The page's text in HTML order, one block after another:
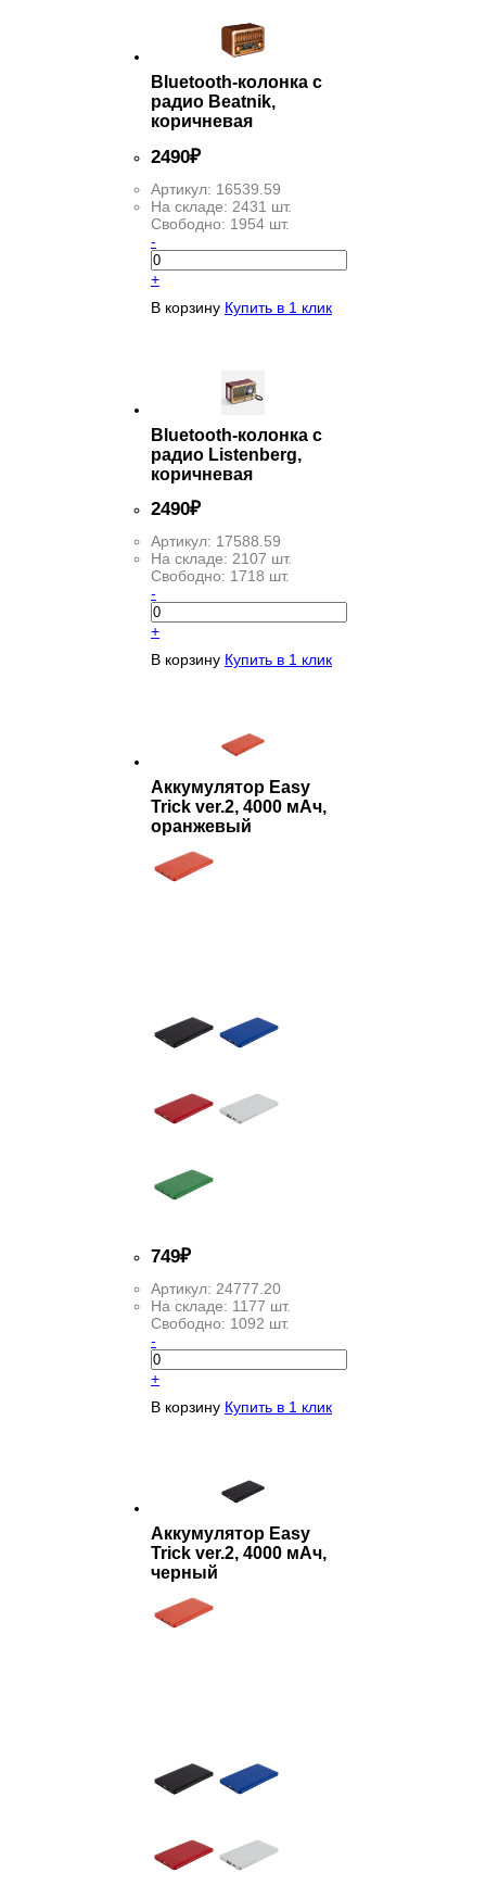
Bluetooth-колонка с
радио Beatnik,
коричневая
2490₽
Артикул: 16539.59
На складе: 2431 шт.
Свободно: 1954 шт.
-
+
В корзину Купить в 1 клик
Bluetooth-колонка с
радио Listenberg,
коричневая
2490₽
Артикул: 17588.59
На складе: 2107 шт.
Свободно: 1718 шт.
-
+
В корзину Купить в 1 клик
Аккумулятор Easy
Trick ver.2, 4000 мАч,
оранжевый
749₽
Артикул: 24777.20
На складе: 1177 шт.
Свободно: 1092 шт.
-
+
В корзину Купить в 1 клик
Аккумулятор Easy
Trick ver.2, 4000 мАч,
черный